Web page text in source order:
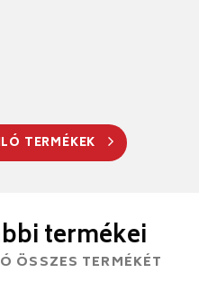
TERMÉKEK
termékei
ÖSSZES TERMÉKÉT